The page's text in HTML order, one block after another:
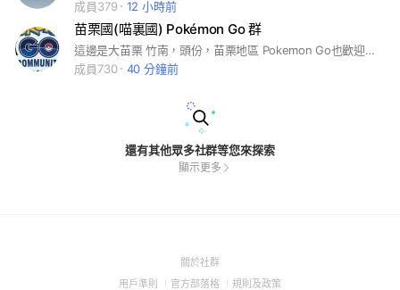
成員379
12 小時前
苗栗國(喵裏國) Pokémon Go 群
這邊是大苗栗 竹南，頭份，苗栗地區 Pokemon Go也歡迎外縣市的進來一起享受遊戲 這邊會盡量公告有"完美"的寶可夢 大家一起追 團體戰有需要可以喊一下，有人有空都會一起 歡迎加入
成員730
40 分鐘前
還有其他眾多社群等您來探索
顯示更多
關於社群(Open
用戶準則 (Open
官方部落格 (Open
規則及政策(Open